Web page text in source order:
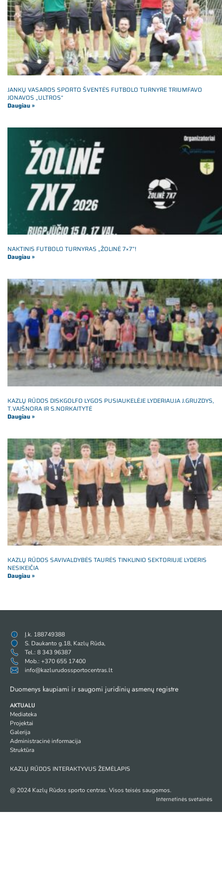
JANKŲ VASAROS SPORTO ŠVENTĖS FUTBOLO TURNYRE TRIUMFAVO
JONAVOS „ULTROS“
Daugiau »
NAKTINIS FUTBOLO TURNYRAS „ŽOLINĖ 7×7”!
Daugiau »
KAZLŲ RŪDOS DISKGOLFO LYGOS PUSIAUKELĖJE LYDERIAUJA J.GRUZDYS,
T.VAIŠNORA IR S.NORKAITYTĖ
Daugiau »
KAZLŲ RŪDOS SAVIVALDYBĖS TAURĖS TINKLINIO SEKTORIUJE LYDERIS
NESIKEIČIA
Daugiau »
Į.k. 188749388
S. Daukanto g.18, Kazlų Rūda,
Tel.: 8 343 96387
Mob.: +370 655 17400
info@kazlurudossportocentras.lt
Duomenys kaupiami ir saugomi juridinių asmenų registre
AKTUALU
Mediateka
Projektai
Galerija
Administracinė informacija
Struktūra
KAZLŲ RŪDOS INTERAKTYVUS ŽEMĖLAPIS
@ 2024 Kazlų Rūdos sporto centras. Visos teisės saugomos.
Internetinės svetainės